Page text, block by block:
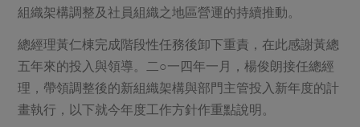
優惠專區
樂齡友善
高麗菜海鮮煎餅
地區活動
活動報下載
組織架構調整及社員組織之地區營運的持續推動。
總經理黃仁棟完成階段性任務後卸下重責，在此感謝黃總
五年來的投入與領導。二○一四年一月，楊俊朗接任總經
理，帶領調整後的新組織架構與部門主管投入新年度的計
畫執行，以下就今年度工作方針作重點說明。